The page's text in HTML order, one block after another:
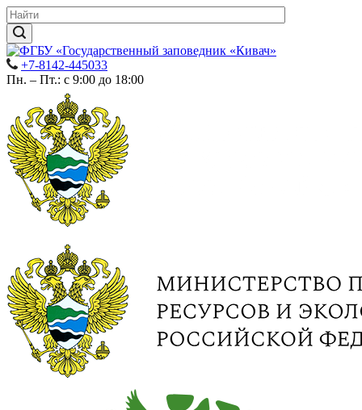
+7-8142-445033
Пн. – Пт.: с 9:00 до 18:00